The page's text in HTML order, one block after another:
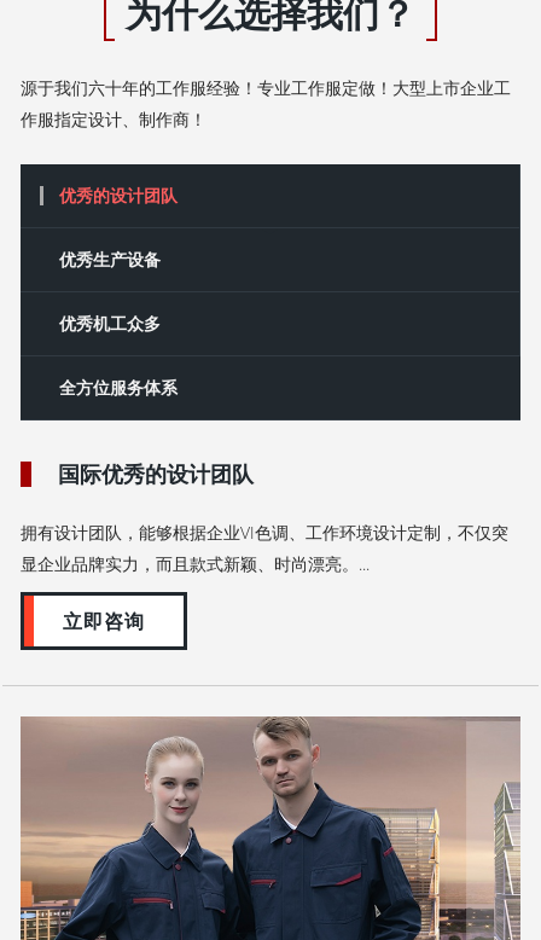
为什么选择我们？
源于我们六十年的工作服经验！专业工作服定做！大型上市企业工
作服指定设计、制作商！
优秀的设计团队
‌优秀‌生产设备
优秀机工众多
全方位服务体系
国际优秀的设计团队
拥有设计团队，能够根据企业VI色调、工作环境设计定制，不仅突
显企业品牌实力，而且款式新颖、时尚漂亮。...
立即咨询